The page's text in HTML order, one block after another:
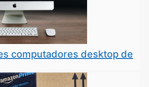
computadores desktop de